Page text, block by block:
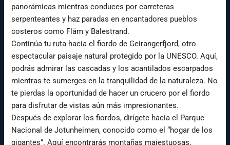
panorámicas mientras conduces por carreteras
serpenteantes y haz paradas en encantadores pueblos
costeros como Flåm y Balestrand.
Continúa tu ruta hacia el fiordo de Geirangerfjord, otro
espectacular paisaje natural protegido por la UNESCO. Aquí,
podrás admirar las cascadas y los acantilados escarpados
mientras te sumerges en la tranquilidad de la naturaleza. No
te pierdas la oportunidad de hacer un crucero por el fiordo
para disfrutar de vistas aún más impresionantes.
Después de explorar los fiordos, dirígete hacia el Parque
Nacional de Jotunheimen, conocido como el “hogar de los
gigantes”. Aquí encontrarás montañas majestuosas,